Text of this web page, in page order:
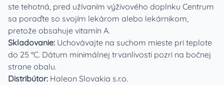
ste tehotná, pred užívaním výživového doplnku Centrum
sa poraďte so svojím lekárom alebo lekárnikom,
pretože obsahuje vitamín A.
Skladovanie: Uchovávajte na suchom mieste pri teplote
do 25 °C. Dátum minimálnej trvanlivosti pozri na bočnej
strane obalu.
Distribútor: Haleon Slovakia s.r.o.